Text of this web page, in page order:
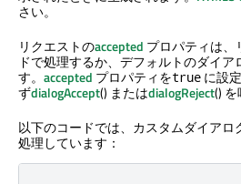
さい。
リクエストのaccepted プロパティは、
ドで処理するか、デフォルトのダイ
す。 accepted プロパティをtrue に設
ずdialogAccept() またはdialogReject()
以下のコードでは、カスタムダイア
処理しています：